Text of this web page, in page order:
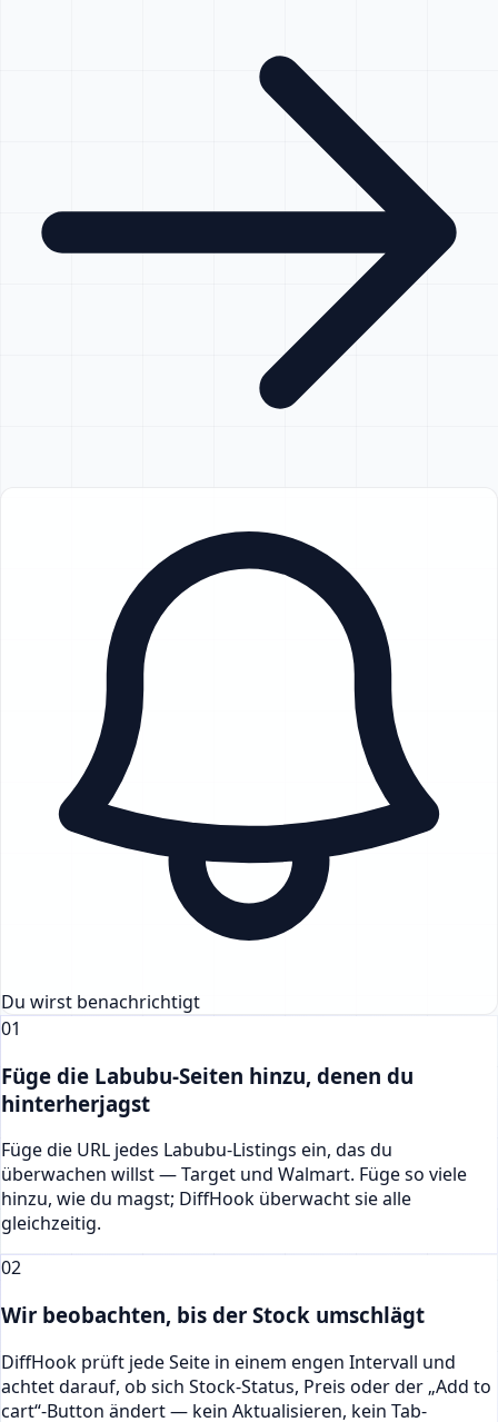
Du wirst benachrichtigt
01
Füge die Labubu-Seiten hinzu, denen du
hinterherjagst
Füge die URL jedes Labubu-Listings ein, das du
überwachen willst — Target und Walmart. Füge so viele
hinzu, wie du magst; DiffHook überwacht sie alle
gleichzeitig.
02
Wir beobachten, bis der Stock umschlägt
DiffHook prüft jede Seite in einem engen Intervall und
achtet darauf, ob sich Stock-Status, Preis oder der „Add to
cart“-Button ändert — kein Aktualisieren, kein Tab-